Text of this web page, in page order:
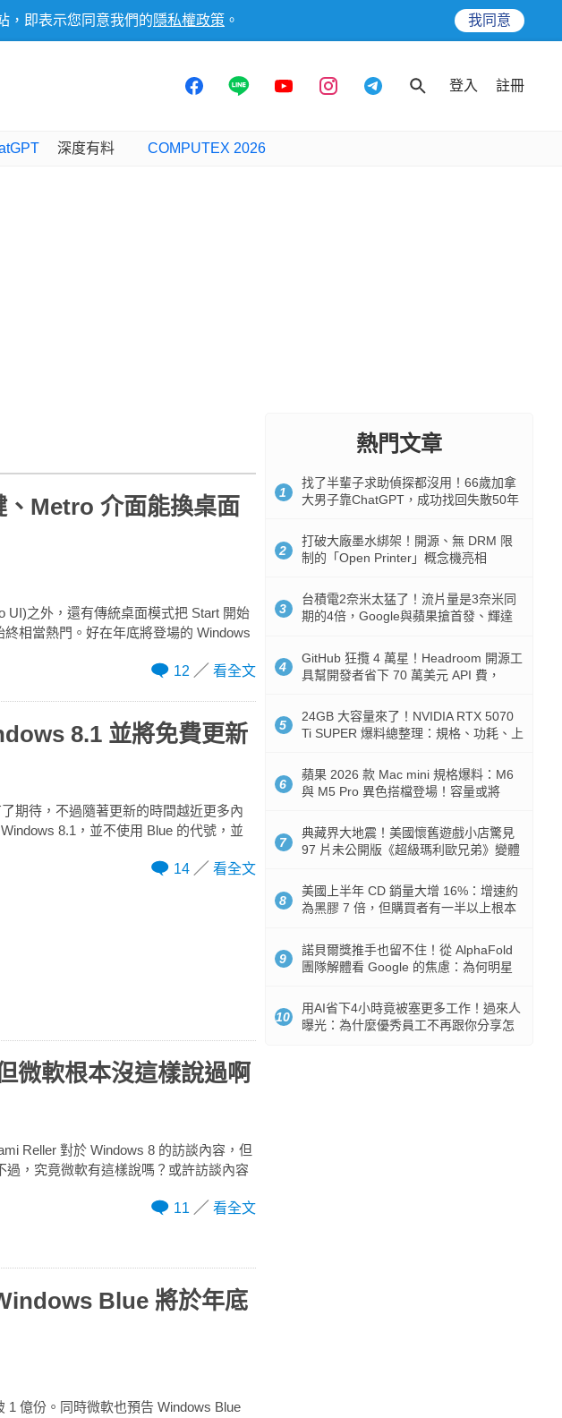
，即表示您同意我們的 隱私權政策 。 我同意
登入 註冊
深度有料 COMPUTEX 2026
Metro 介面能換桌面
UI)之外，還有傳統桌面模式把 Start 開始
相當熱門。好在年底將登場的 Windows
12
看全文
8.1 並將免費更新
期待，不過隨著更新的時間越近更多內
8.1，並不使用 Blue 的代號，並
14
看全文
微軟根本沒這樣說過啊
Reller 對於 Windows 8 的訪談內容，但
，究竟微軟有這樣說嗎？或許訪談內容
11
看全文
Blue 將於年底
1 億份。同時微軟也預告 Windows Blue
熱門文章
1
找了半輩子求助偵探都沒用！66歲加拿
大男子靠ChatGPT，成功找回失散50年
2
打破大廠墨水綁架！開源、無 DRM 限
制的「Open Printer」概念機亮相
3
台積電2奈米太猛了！流片量是3奈米同
期的4倍，Google與蘋果搶首發、輝達
4
GitHub 狂攬 4 萬星！Headroom 開源工
具幫開發者省下 70 萬美元 API 費，
5
24GB 大容量來了！NVIDIA RTX 5070
Ti SUPER 爆料總整理：規格、功耗、上
6
蘋果 2026 款 Mac mini 規格爆料：M6
與 M5 Pro 異色搭檔登場！容量或將
7
典藏界大地震！美國懷舊遊戲小店驚見
97 片未公開版《超級瑪利歐兄弟》變體
8
美國上半年 CD 銷量大增 16%：增速約
為黑膠 7 倍，但購買者有一半以上根本
9
諾貝爾獎推手也留不住！從 AlphaFold
團隊解體看 Google 的焦慮：為何明星
10
用AI省下4小時竟被塞更多工作！過來人
曝光：為什麼優秀員工不再跟你分享怎